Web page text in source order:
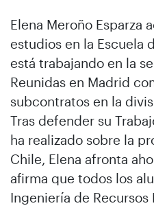
Elena Meroño Esparza
estudios en la Escuela
está trabajando en la
Reunidas en Madrid
subcontratos en la
Tras defender su
ha realizado sobre la
Chile, Elena afronta
afirma que todos los
Ingeniería de Recursos